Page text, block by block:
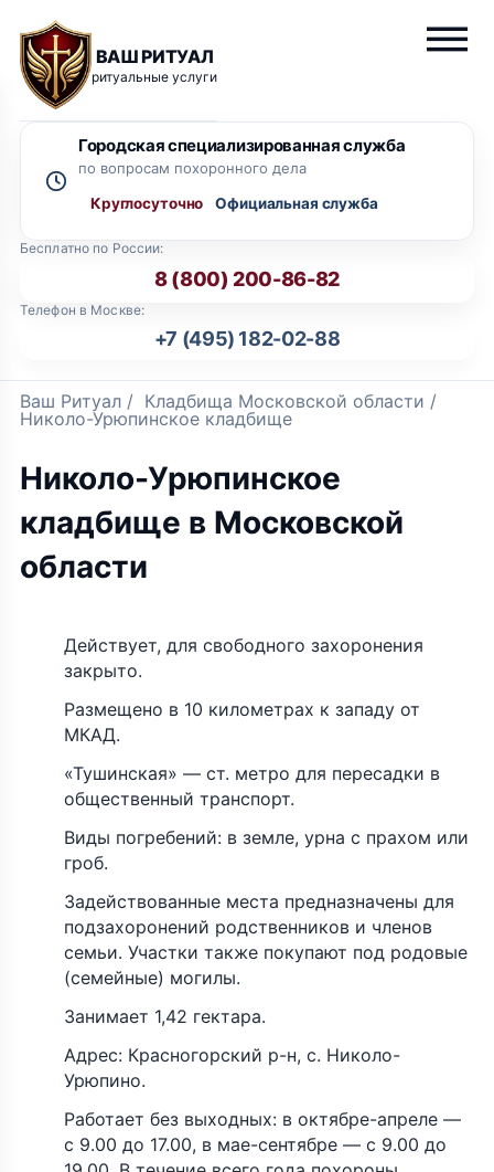
ВАШ РИТУАЛ
ритуальные услуги
Бесплатно по России:
8 (800) 200-86-82
Телефон в Москве:
+7 (495) 182-02-88
Городская специализированная служба
по вопросам похоронного дела
Круглосуточно
Ваш Ритуал / Кладбища Московской области /
Николо-Урюпинское кладбище
Николо-Урюпинское
кладбище в Московской
области
Действует, для свободного захоронения
закрыто.
Размещено в 10 километрах к западу от
МКАД.
«Тушинская» — ст. метро для пересадки в
общественный транспорт.
Виды погребений: в земле, урна с прахом или
гроб.
Задействованные места предназначены для
подзахоронений родственников и членов
семьи. Участки также покупают под родовые
(семейные) могилы.
Занимает 1,42 гектара.
Адрес: Красногорский р-н, с. Николо-
Урюпино.
Работает без выходных: в октябре-апреле —
с 9.00 до 17.00, в мае-сентябре — с 9.00 до